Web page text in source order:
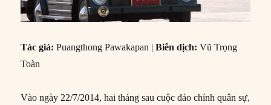
Tác giả: Puangthong Pawakapan |Biên dịch: Vũ Trọng
Toàn
Vào ngày 22/7/2014, hai tháng sau cuộc đảo chính quân sự,